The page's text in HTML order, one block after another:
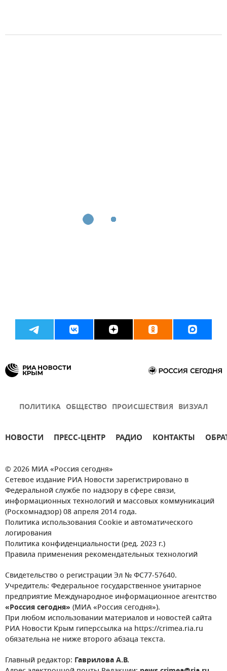
ПОЛИТИКА ОБЩЕСТВО ПРОИСШЕСТВИЯ ВИЗУАЛ
НОВОСТИ ПРЕСС-ЦЕНТР РАДИО КОНТАКТЫ
© 2026 МИА «Россия сегодня»
Сетевое издание РИА Новости зарегистрировано в
Федеральной службе по надзору в сфере связи,
информационных технологий и массовых коммуникаций
(Роскомнадзор) 08 апреля 2014 года.
Политика использования Cookie и автоматического
логирования
Политика конфиденциальности (ред. 2023 г.)
Правила применения рекомендательных технологий
Свидетельство о регистрации Эл № ФС77-57640.
Учредитель: Федеральное государственное унитарное
предприятие Международное информационное агентство
«Россия сегодня» (МИА «Россия сегодня»).
При любом использовании материалов и новостей сайта
РИА Новости Крым гиперссылка на https://crimea.ria.ru
обязательна не ниже второго абзаца текста.
Главный редактор: Гаврилова А.В.